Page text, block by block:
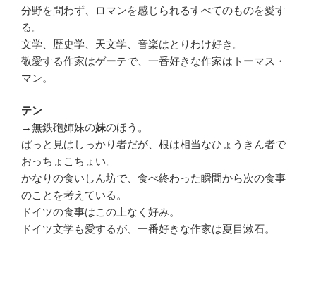
分野を問わず、ロマンを感じられるすべてのものを愛す
る。
文学、歴史学、天文学、音楽はとりわけ好き。
敬愛する作家はゲーテで、一番好きな作家はトーマス・
マン。
テン
→無鉄砲姉妹の妹のほう。
ぱっと見はしっかり者だが、根は相当なひょうきん者で
おっちょこちょい。
かなりの食いしん坊で、食べ終わった瞬間から次の食事
のことを考えている。
ドイツの食事はこの上なく好み。
ドイツ文学も愛するが、一番好きな作家は夏目漱石。